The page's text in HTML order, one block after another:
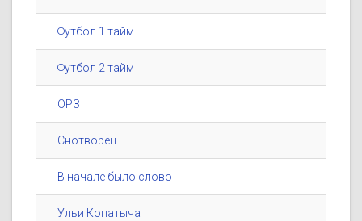
Футбол 1 тайм
Футбол 2 тайм
ОРЗ
Снотворец
В начале было слово
Ульи Копатыча